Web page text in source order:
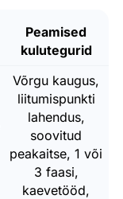
Peamised
kulutegurid
Võrgu kaugus,
liitumispunkti
lahendus,
soovitud
peakaitse, 1 või
3 faasi,
kaevetööd,